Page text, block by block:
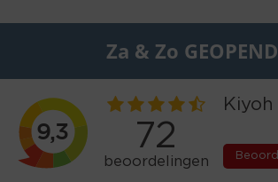
Za & Zo GEOPEND